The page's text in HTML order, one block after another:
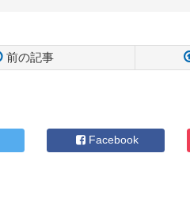
前の記事
Facebook